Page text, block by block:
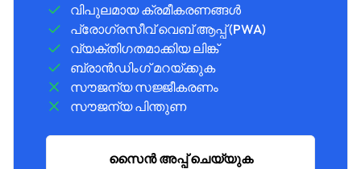
വിപുലമായ ക്രമീകരണങ്ങൾ
പ്രോഗ്രസീവ് വെബ് ആപ്പ് (PWA)
വ്യക്തിഗതമാക്കിയ ലിങ്ക്
ബ്രാൻഡിംഗ് മറയ്ക്കുക
സൗജന്യ സജ്ജീകരണം
സൗജന്യ പിന്തുണ
സൈൻ അപ്പ് ചെയ്യുക